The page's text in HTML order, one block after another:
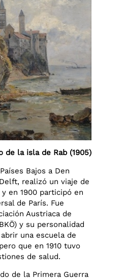
de la isla de Rab (1905)
Bajos a Den
realizó un viaje de
en 1900 participó en
de París. Fue
Austriaca de
y su personalidad
una escuela de
que en 1910 tuvo
de salud.
de la Primera Guerra